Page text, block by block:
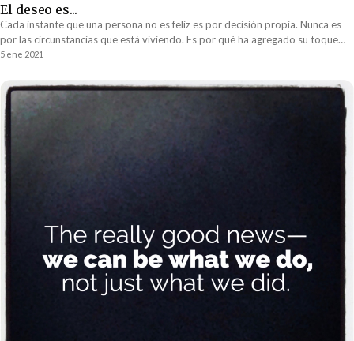
El deseo es...
Cada instante que una persona no es feliz es por decisión propia. Nunca es
por las circunstancias que está viviendo. Es por qué ha agregado su toque
personal a la realidad y este toque personal no encaja con la realidad.
5 ene 2021